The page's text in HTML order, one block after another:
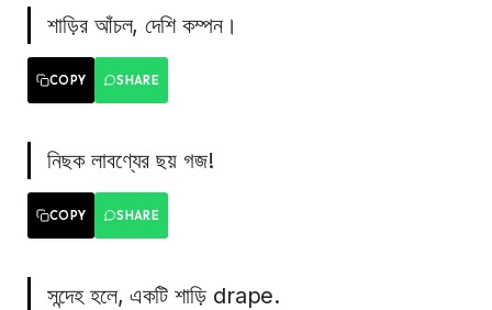
শাড়ির আঁচল, দেশি কম্পন।
COPY SHARE
নিছক লাবণ্যের ছয় গজ!
COPY SHARE
সন্দেহ হলে, একটি শাড়ি drape.